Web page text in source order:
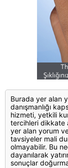
Burada yer alan
danışmanlığı
hizmeti, yetkili
tercihleri dikkate
yer alan yorum
tavsiyeler mali
olmayabilir. Bu
dayanılarak
sonuçlar